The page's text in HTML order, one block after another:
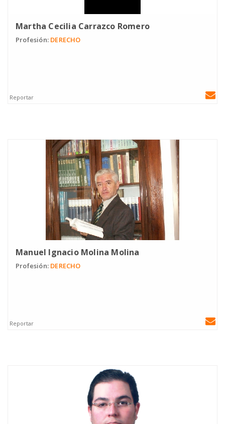
Martha Cecilia Carrazco Romero
Profesión: DERECHO
Reportar
Manuel Ignacio Molina Molina
Profesión: DERECHO
Reportar